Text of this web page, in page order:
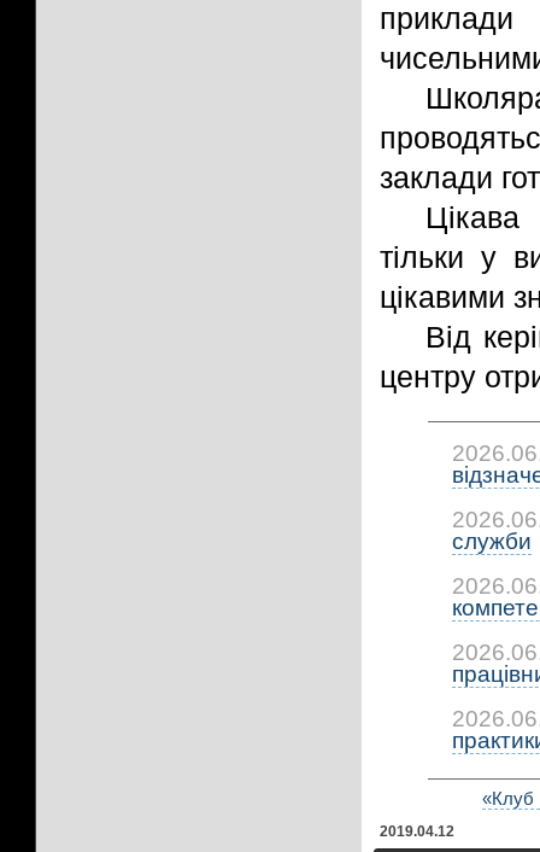
приклади
заклади
тільки у
цікавими
Від
центру
служби
2019.04.12
«Клуб